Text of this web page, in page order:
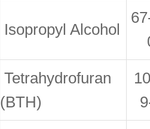
Isopropyl Alcohol
Tetrahydrofuran
(BTH)